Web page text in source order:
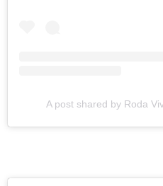
A post shared by Roda